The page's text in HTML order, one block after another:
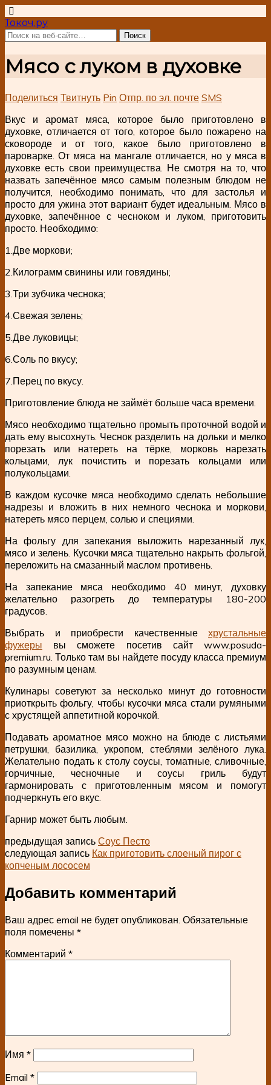
Токоч.ру
Мясо с луком в духовке
Поделиться Твитнуть Pin Отпр. по эл. почте SMS
Вкус и аромат мяса, которое было приготовлено в
духовке, отличается от того, которое было пожарено на
сковороде и от того, какое было приготовлено в
пароварке. От мяса на мангале отличается, но у мяса в
духовке есть свои преимущества. Не смотря на то, что
назвать запечённое мясо самым полезным блюдом не
получится, необходимо понимать, что для застолья и
просто для ужина этот вариант будет идеальным. Мясо в
духовке, запечённое с чесноком и луком, приготовить
просто. Необходимо:
1.Две моркови;
2.Килограмм свинины или говядины;
3.Три зубчика чеснока;
4.Свежая зелень;
5.Две луковицы;
6.Соль по вкусу;
7.Перец по вкусу.
Приготовление блюда не займёт больше часа времени.
Мясо необходимо тщательно промыть проточной водой и
дать ему высохнуть. Чеснок разделить на дольки и мелко
порезать или натереть на тёрке, морковь нарезать
кольцами, лук почистить и порезать кольцами или
полукольцами.
В каждом кусочке мяса необходимо сделать небольшие
надрезы и вложить в них немного чеснока и моркови,
натереть мясо перцем, солью и специями.
На фольгу для запекания выложить нарезанный лук,
мясо и зелень. Кусочки мяса тщательно накрыть фольгой,
переложить на смазанный маслом противень.
На запекание мяса необходимо 40 минут, духовку
желательно разогреть до температуры 180-200
градусов.
Выбрать и приобрести качественные хрустальные
фужеры вы сможете посетив сайт www.posuda-
premium.ru. Только там вы найдете посуду класса премиум
по разумным ценам.
Кулинары советуют за несколько минут до готовности
приоткрыть фольгу, чтобы кусочки мяса стали румяными
с хрустящей аппетитной корочкой.
Подавать ароматное мясо можно на блюде с листьями
петрушки, базилика, укропом, стеблями зелёного лука.
Желательно подать к столу соусы, томатные, сливочные,
горчичные, чесночные и соусы гриль будут
гармонировать с приготовленным мясом и помогут
подчеркнуть его вкус.
Гарнир может быть любым.
предыдущая запись Соус Песто
следующая запись Как приготовить слоеный пирог с
копченым лососем
Добавить комментарий
Ваш адрес email не будет опубликован. Обязательные
поля помечены *
Комментарий *
Имя *
Email *